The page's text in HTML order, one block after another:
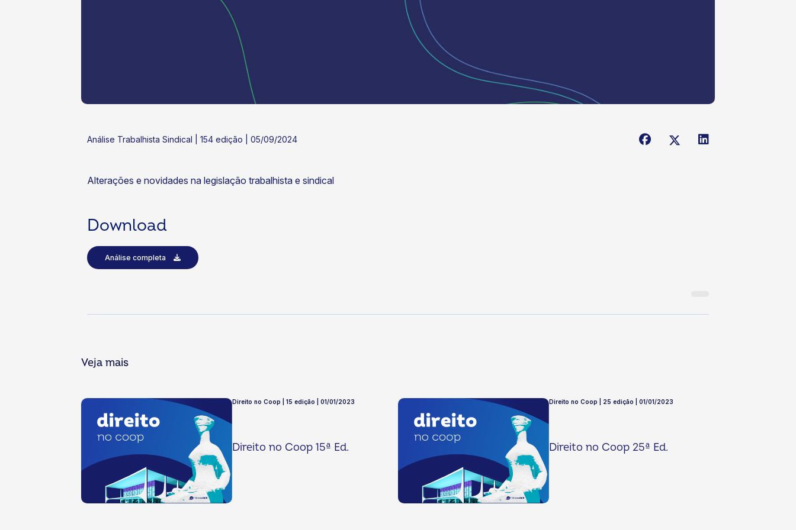
Análise Trabalhista Sindical | 154 edição | 05/09/2024
Alterações e novidades na legislação trabalhista e sindical
Download
Análise completa
Veja mais
Direito no Coop | 15 edição | 01/01/2023
Direito no Coop 15ª Ed.
Direito no Coop | 25 edição | 01/01/2023
Direito no Coop 25ª Ed.